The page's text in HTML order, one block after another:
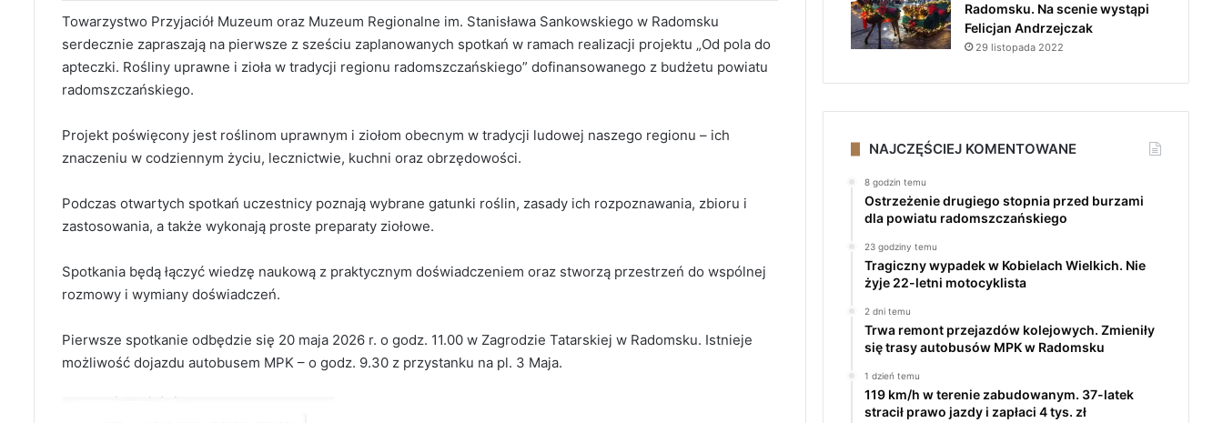
Towarzystwo Przyjaciół Muzeum oraz Muzeum Regionalne im. Stanisława Sankowskiego w Radomsku
serdecznie zapraszają na pierwsze z sześciu zaplanowanych spotkań w ramach realizacji projektu „Od pola do
apteczki. Rośliny uprawne i zioła w tradycji regionu radomszczańskiego” dofinansowanego z budżetu powiatu
radomszczańskiego.
Projekt poświęcony jest roślinom uprawnym i ziołom obecnym w tradycji ludowej naszego regionu – ich
znaczeniu w codziennym życiu, lecznictwie, kuchni oraz obrzędowości.
Podczas otwartych spotkań uczestnicy poznają wybrane gatunki roślin, zasady ich rozpoznawania, zbioru i
zastosowania, a także wykonają proste preparaty ziołowe.
Spotkania będą łączyć wiedzę naukową z praktycznym doświadczeniem oraz stworzą przestrzeń do wspólnej
rozmowy i wymiany doświadczeń.
Pierwsze spotkanie odbędzie się 20 maja 2026 r. o godz. 11.00 w Zagrodzie Tatarskiej w Radomsku. Istnieje
możliwość dojazdu autobusem MPK – o godz. 9.30 z przystanku na pl. 3 Maja.
Radomsku. Na scenie wystąpi
Felicjan Andrzejczak
29 listopada 2022
NAJCZĘŚCIEJ KOMENTOWANE
8 godzin temu
Ostrzeżenie drugiego stopnia przed burzami
dla powiatu radomszczańskiego
23 godziny temu
Tragiczny wypadek w Kobielach Wielkich. Nie
żyje 22-letni motocyklista
2 dni temu
Trwa remont przejazdów kolejowych. Zmieniły
się trasy autobusów MPK w Radomsku
1 dzień temu
119 km/h w terenie zabudowanym. 37-latek
stracił prawo jazdy i zapłaci 4 tys. zł